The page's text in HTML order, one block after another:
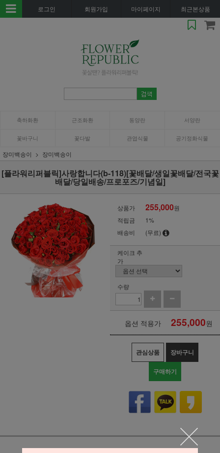
로그인 회원가입 마이페이지 최근본상품
축하화환 근조화환 동양란 서양란
꽃바구니 꽃다발 관엽식물 공기정화식물
장미백송이 장미백송이
[플라워리퍼블릭]사랑합니다(b-118)[꽃배달/생일꽃배달/전국꽃
배달/당일배송/프로포즈/기념일]
상품가 255,000원
적립금
1%
배송비
(무료)
케이크 추
가
수량
옵션 적용가 255,000원
관심상품 장바구니
구매하기